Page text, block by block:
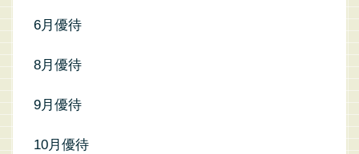
6月優待
8月優待
9月優待
10月優待